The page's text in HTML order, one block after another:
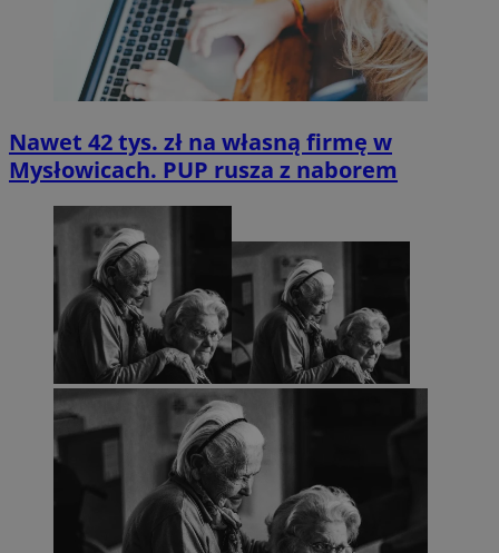
Nawet 42 tys. zł na własną firmę w
Mysłowicach. PUP rusza z naborem